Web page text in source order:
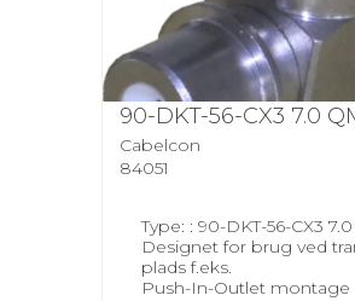
90-DKT-56-CX3 7.0
Cabelcon
84051
Type: : 90-DKT-56-CX3
Designet for brug ved
plads f.eks.
Push-In-Outlet montage